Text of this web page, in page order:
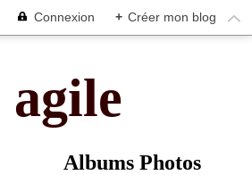
Connexion + Créer mon blog
agile
Albums Photos